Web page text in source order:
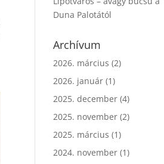
Duna Palotától
Archívum
2026. március (2)
2026. január (1)
2025. december (4)
2025. november (2)
2025. március (1)
2024. november (1)